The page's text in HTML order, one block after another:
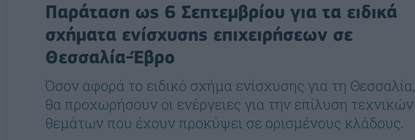
Παράταση ως 6 Σεπτεμβρίου για τα ειδικά
σχήματα ενίσχυσης επιχειρήσεων σε
Θεσσαλία-Έβρο
Όσον αφορά το ειδικό σχήμα ενίσχυσης για τη Θεσσαλία,
θα προχωρήσουν οι ενέργειες για την επίλυση τεχνικών
θεμάτων που έχουν προκύψει σε ορισμένους κλάδους.